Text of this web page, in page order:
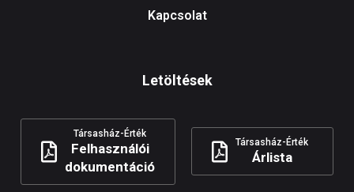
Kapcsolat
Letöltések
Társasház-Érték
Felhasználói
dokumentáció
Társasház-Érték
Árlista